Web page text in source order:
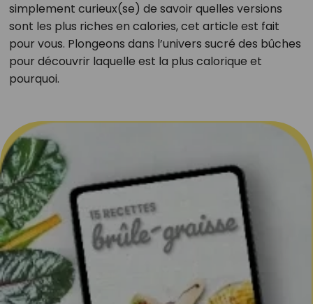
simplement curieux(se) de savoir quelles versions
sont les plus riches en calories, cet article est fait
pour vous. Plongeons dans l’univers sucré des bûches
pour découvrir laquelle est la plus calorique et
pourquoi.